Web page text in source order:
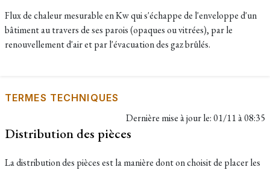
Flux de chaleur mesurable en Kw qui s'échappe de l'enveloppe d'un
bâtiment au travers de ses parois (opaques ou vitrées), par le
renouvellement d'air et par l'évacuation des gaz brûlés.
TERMES TECHNIQUES
Dernière mise à jour le:01/11 à 08:35
Distribution des pièces
La distribution des pièces est la manière dont on choisit de placer les